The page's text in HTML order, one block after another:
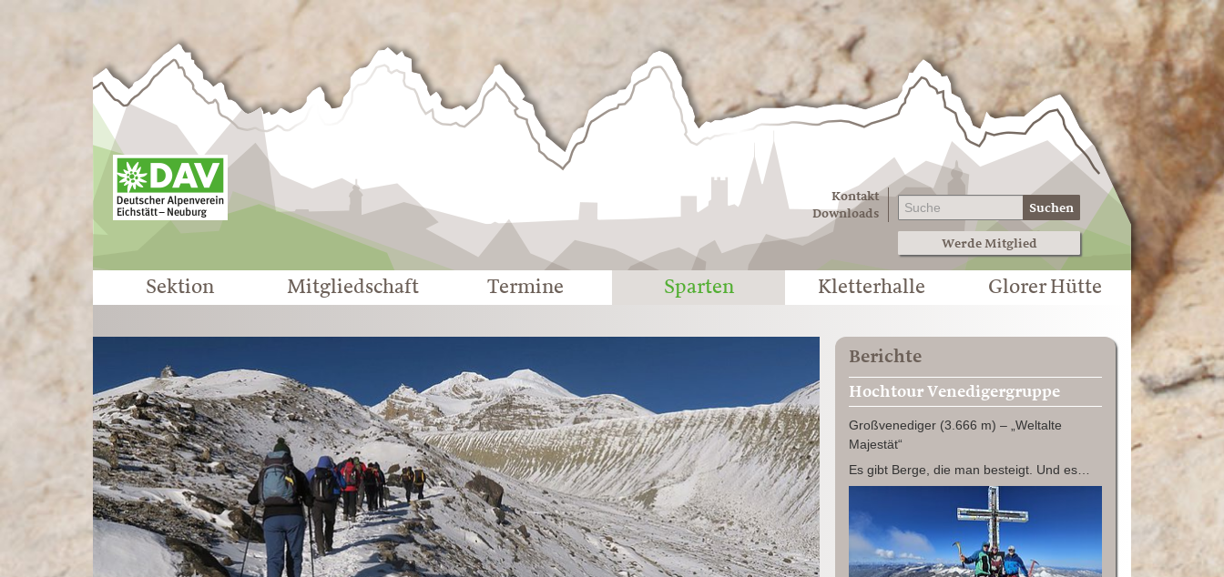
Sektion
Eichstätt
Kontakt
Downloads
Suchen
Werde Mitglied
Sektion Mitgliedschaft Termine Sparten Kletterhalle Glorer Hütte
Berichte
Hochtour Venedigergruppe
Großvenediger (3.666 m) – „Weltalte
Majestät“
Es gibt Berge, die man besteigt. Und es…